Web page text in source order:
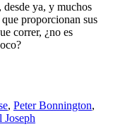
ya, y muchos
proporcionan sus
correr, ¿no es
, Peter Bonnington,
Joseph